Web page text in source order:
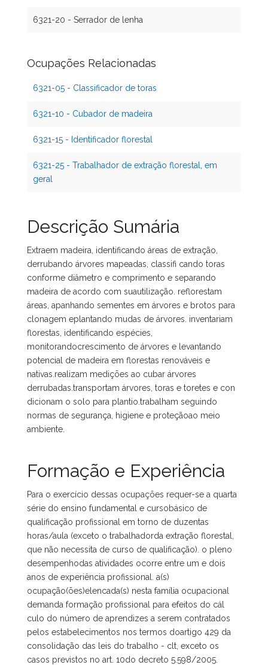
6321-20 - Serrador de lenha
Ocupações Relacionadas
6321-05 - Classificador de toras
6321-10 - Cubador de madeira
6321-15 - Identificador florestal
6321-25 - Trabalhador de extração florestal, em
geral
Descrição Sumária
Extraem madeira, identificando áreas de extração,
derrubando árvores mapeadas, classifi cando toras
conforme diâmetro e comprimento e separando
madeira de acordo com suautilização. reflorestam
áreas, apanhando sementes em árvores e brotos para
clonagem eplantando mudas de árvores. inventariam
florestas, identificando espécies,
monitorandocrescimento de árvores e levantando
potencial de madeira em florestas renováveis e
nativas.realizam medições ao cubar árvores
derrubadas.transportam árvores, toras e toretes e con
dicionam o solo para plantio.trabalham seguindo
normas de segurança, higiene e proteçãoao meio
ambiente.
Formação e Experiência
Para o exercício dessas ocupações requer-se a quarta
série do ensino fundamental e cursobásico de
qualificação profissional em torno de duzentas
horas/aula (exceto o trabalhadorda extração florestal,
que não necessita de curso de qualificação). o pleno
desempenhodas atividades ocorre entre um e dois
anos de experiência profissional. a(s)
ocupação(ões)elencada(s) nesta família ocupacional
demanda formação profissional para efeitos do cál
culo do número de aprendizes a serem contratados
pelos estabelecimentos nos termos doartigo 429 da
consolidação das leis do trabalho - clt, exceto os
casos previstos no art. 10do decreto 5.598/2005.